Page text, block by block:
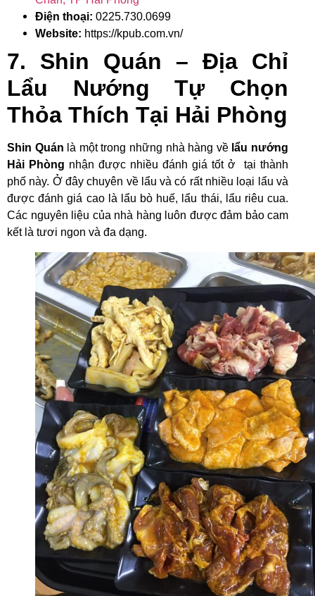
Điện thoại: 0225.730.0699
Website: https://kpub.com.vn/
7. Shin Quán – Địa Chỉ
Lẩu Nướng Tự Chọn
Thỏa Thích Tại Hải Phòng
Shin Quán là một trong những nhà hàng về lẩu nướng
Hải Phòng nhận được nhiều đánh giá tốt ở tại thành
phố này. Ở đây chuyên về lẩu và có rất nhiều loại lẩu và
được đánh giá caolà lẩu bò huế, lẩu thái, lẩu riêu cua.
Các nguyên liệu của nhà hàng luôn được đảm bảo cam
kết là tươi ngon và đa dạng.